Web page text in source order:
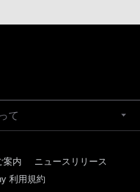
て
案内
ニュースリリース
利用規約